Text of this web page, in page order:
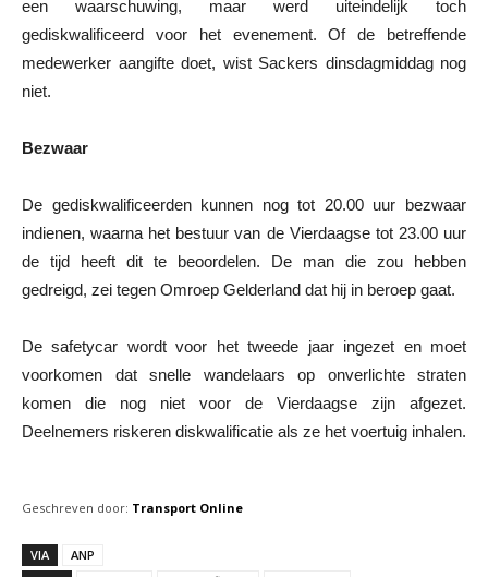
een waarschuwing, maar werd uiteindelijk toch
gediskwalificeerd voor het evenement. Of de betreffende
medewerker aangifte doet, wist Sackers dinsdagmiddag nog
niet.
Bezwaar
De gediskwalificeerden kunnen nog tot 20.00 uur bezwaar
indienen, waarna het bestuur van de Vierdaagse tot 23.00 uur
de tijd heeft dit te beoordelen. De man die zou hebben
gedreigd, zei tegen Omroep Gelderland dat hij in beroep gaat.
De safetycar wordt voor het tweede jaar ingezet en moet
voorkomen dat snelle wandelaars op onverlichte straten
komen die nog niet voor de Vierdaagse zijn afgezet.
Deelnemers riskeren diskwalificatie als ze het voertuig inhalen.
Geschreven door: Transport Online
VIA
ANP